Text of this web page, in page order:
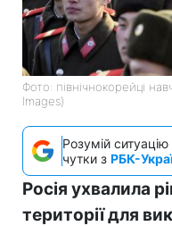
Фото: північнокорейці
Images)
Розумій
чутки з РБК-
Росія ухвалила
території для